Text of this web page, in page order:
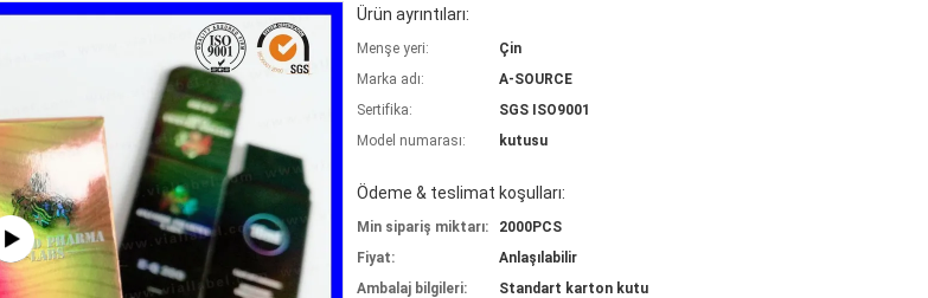
Ürün ayrıntıları:
Menşe yeri:
Çin
Marka adı:
A-SOURCE
Sertifika:
SGS ISO9001
Model numarası:
kutusu
Ödeme & teslimat koşulları:
Min sipariş miktarı:
2000PCS
Fiyat:
Anlaşılabilir
Ambalaj bilgileri:
Standart karton kutu